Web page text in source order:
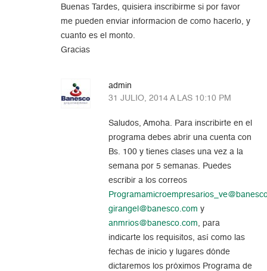
Buenas Tardes, quisiera inscribirme si por favor
me pueden enviar informacion de como hacerlo, y
cuanto es el monto.
Gracias
admin
31 JULIO, 2014 A LAS 10:10 PM
Saludos, Amoha. Para inscribirte en el
programa debes abrir una cuenta con
Bs. 100 y tienes clases una vez a la
semana por 5 semanas. Puedes
escribir a los correos
girangel@banesco.com y
anmrios@banesco.com , para
indicarte los requisitos, así como las
fechas de inicio y lugares dónde
dictaremos los próximos Programa de